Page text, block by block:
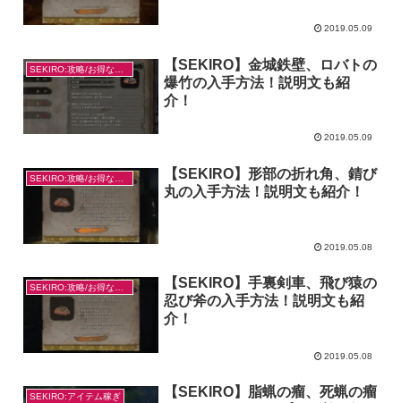
2019.05.09
【SEKIRO】金城鉄壁、ロバトの
爆竹の入手方法！説明文も紹
介！
2019.05.09
【SEKIRO】形部の折れ角、錆び
丸の入手方法！説明文も紹介！
2019.05.08
【SEKIRO】手裏剣車、飛び猿の
忍び斧の入手方法！説明文も紹
介！
2019.05.08
SEKIRO:アイテム稼ぎ
【SEKIRO】脂蝋の瘤、死蝋の瘤